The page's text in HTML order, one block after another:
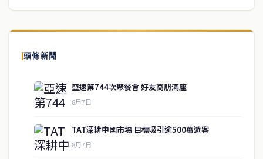
頭條新聞
亞速第744次聚餐會 好友高朋滿座
8月7日
TAT深耕中國市場 目標吸引逾500萬遊客
8月7日